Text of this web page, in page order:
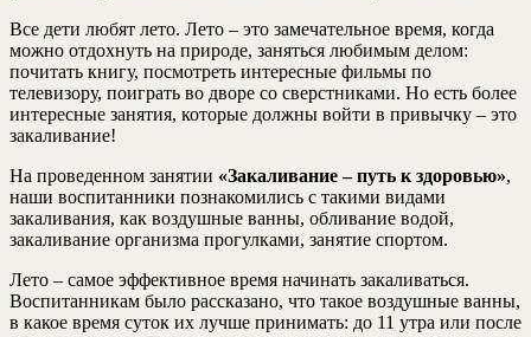
Все дети любят лето. Лето – это замечательное время, когда
можно отдохнуть на природе, заняться любимым делом:
почитать книгу, посмотреть интересные фильмы по
телевизору, поиграть во дворе со сверстниками. Но есть более
интересные занятия, которые должны войти в привычку – это
закаливание!
На проведенном занятии «Закаливание – путь к здоровью»,
наши воспитанники познакомились с такими видами
закаливания, как воздушные ванны, обливание водой,
закаливание организма прогулками, занятие спортом.
Лето – самое эффективное время начинать закаливаться.
Воспитанникам было рассказано, что такое воздушные ванны,
в какое время суток их лучше принимать: до 11 утра или после